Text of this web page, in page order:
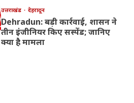
उत्तराखंड देहरादून
Dehradun: बड़ी कार्रवाई, शासन ने
तीन इंजीनियर किए सस्पेंड; जानिए
क्या है मामला